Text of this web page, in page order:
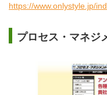
https://www.onlystyle.jp/
プロセス・マネジ